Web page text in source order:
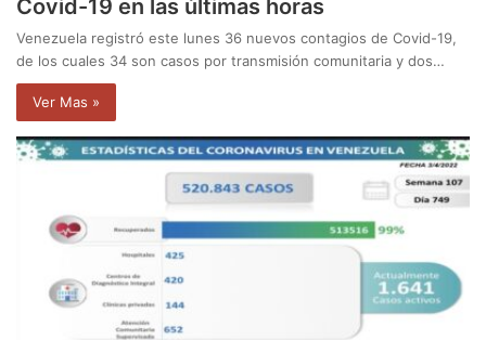
Covid-19 en las últimas horas
Venezuela registró este lunes 36 nuevos contagios de Covid-19,
de los cuales 34 son casos por transmisión comunitaria y dos…
Ver Mas »